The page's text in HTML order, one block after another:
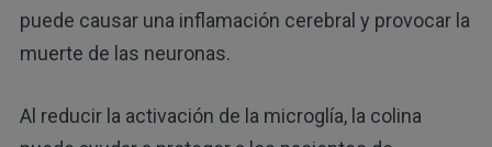
puede causar una inflamación cerebral y provocar la
muerte de las neuronas.
Al reducir la activación de la microglía, la colina